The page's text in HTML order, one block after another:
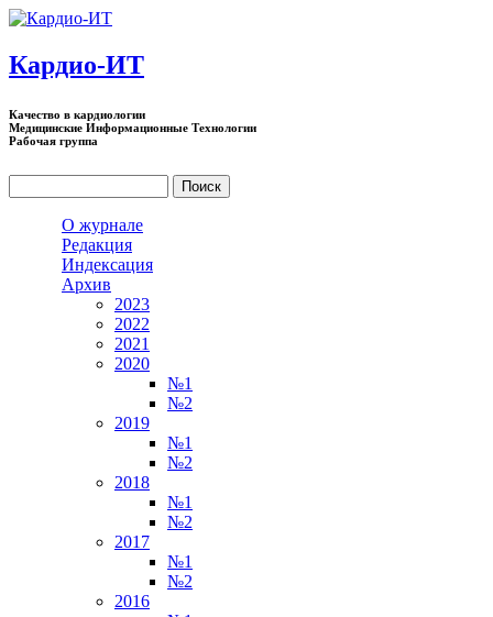
Перейти к основному содержанию
Кардио-ИТ
Качество в кардиологии
Медицинские Информационные Технологии
Рабочая группа
О журнале
Редакция
Индексация
Архив
2023
2022
2021
2020
№1
№2
2019
№1
№2
2018
№1
№2
2017
№1
№2
2016